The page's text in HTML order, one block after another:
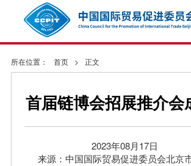
所在位置： 首页 > 正文
首届链博会招展推介会
2023年08月17日
来源：中国国际贸易促进委员会北京